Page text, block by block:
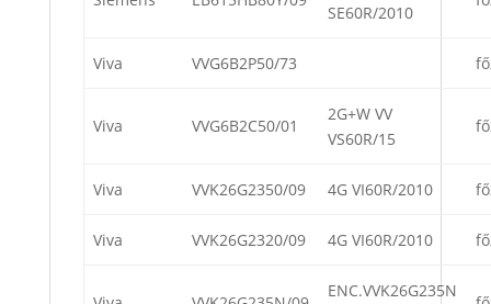
SE60R/2010
Viva VVG6B2P50/73
Viva VVG6B2C50/01
2G+W VV
VS60R/15
Viva VVK26G2350/09 4G VI60R/2010
Viva VVK26G2320/09 4G VI60R/2010
ENC.VVK26G235N